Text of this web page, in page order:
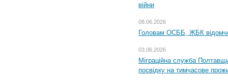
війни
08.06.2026
Головам ОСББ, ЖБК
03.06.2026
Міграційна служба
посвідку на тимчасове